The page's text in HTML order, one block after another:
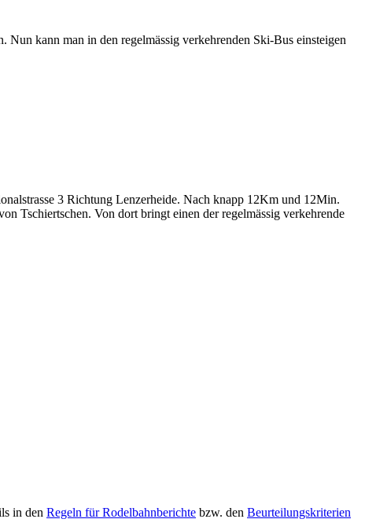
kann man in den regelmässig verkehrenden Ski-Bus einsteigen
3 Richtung Lenzerheide. Nach knapp 12Km und 12Min.
Tschiertschen. Von dort bringt einen der regelmässig verkehrende
in den Regeln für Rodelbahnberichte bzw. den Beurteilungskriterien